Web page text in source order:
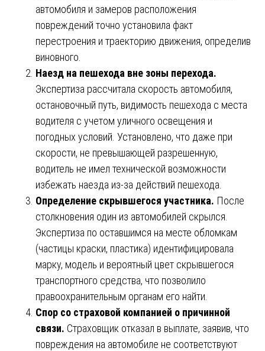
автомобиля и замеров расположения
повреждений точно установила факт
перестроения и траекторию движения, определив
виновного.
Наезд на пешехода вне зоны перехода.
Экспертиза рассчитала скорость автомобиля,
остановочный путь, видимость пешехода с места
водителя с учетом уличного освещения и
погодных условий. Установлено, что даже при
скорости, не превышающей разрешенную,
водитель не имел технической возможности
избежать наезда из-за действий пешехода.
Определение скрывшегося участника. После
столкновения один из автомобилей скрылся.
Экспертиза по оставшимся на месте обломкам
(частицы краски, пластика) идентифицировала
марку, модель и вероятный цвет скрывшегося
транспортного средства, что позволило
правоохранительным органам его найти.
Спор со страховой компанией о причинной
связи. Страховщик отказал в выплате, заявив, что
повреждения на автомобиле не соответствуют